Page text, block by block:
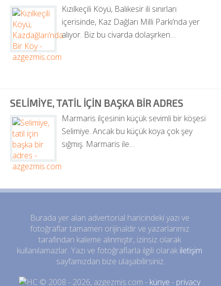
Kızılkeçili Köyü, Balıkesir ili sınırları
içerisinde, Kaz Dağları Milli Parkı’nda yer
alıyor. Biz bu civarda dolaşırken…
SELIMIYE, TATIL IÇIN BAŞKA BIR ADRES
Marmaris ilçesinin küçük sevimli bir köşesi
Selimiye. Ancak bu küçük koya çok şey
sığmış. Marmaris ile…
Burada yer alan advertorial haricindeki yazı ve
fotoğraflar tamamen orijinaldir ve yazarlarımız
tarafından kaleme alınmıştır, izinsiz olarak
kullanılamazlar. Yazı ve fotoğraflarla ilgili olarak iletişim
sayfamızdan bize ulaşabilirsiniz.
© 2008 - 2026, azgezmis.com - künye - privacy